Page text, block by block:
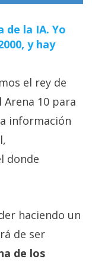
de la IA. Yo
y hay
el rey de
Arena 10 para
información
donde
haciendo un
de ser
de los